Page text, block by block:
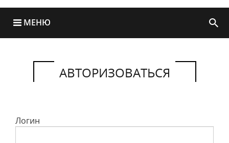
МЕНЮ
АВТОРИЗОВАТЬСЯ
Логин